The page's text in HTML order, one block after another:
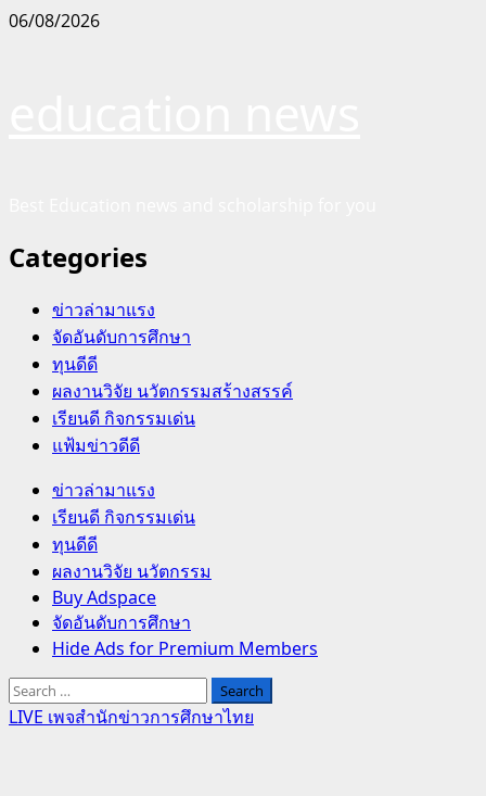
Skip
06/08/2026
Categories
ข่าวล่ามาแรง
จัดอันดับการศึกษา
ทุนดีดี
ผลงานวิจัย นวัตกรรมสร้างสรรค์
เรียนดี กิจกรรมเด่น
แฟ้มข่าวดีดี
Primary
Menu
ข่าวล่ามาแรง
เรียนดี กิจกรรมเด่น
ทุนดีดี
ผลงานวิจัย นวัตกรรม
Buy Adspace
จัดอันดับการศึกษา
Hide Ads for Premium Members
Search
for:
LIVE เพจสำนักข่าวการศึกษาไทย